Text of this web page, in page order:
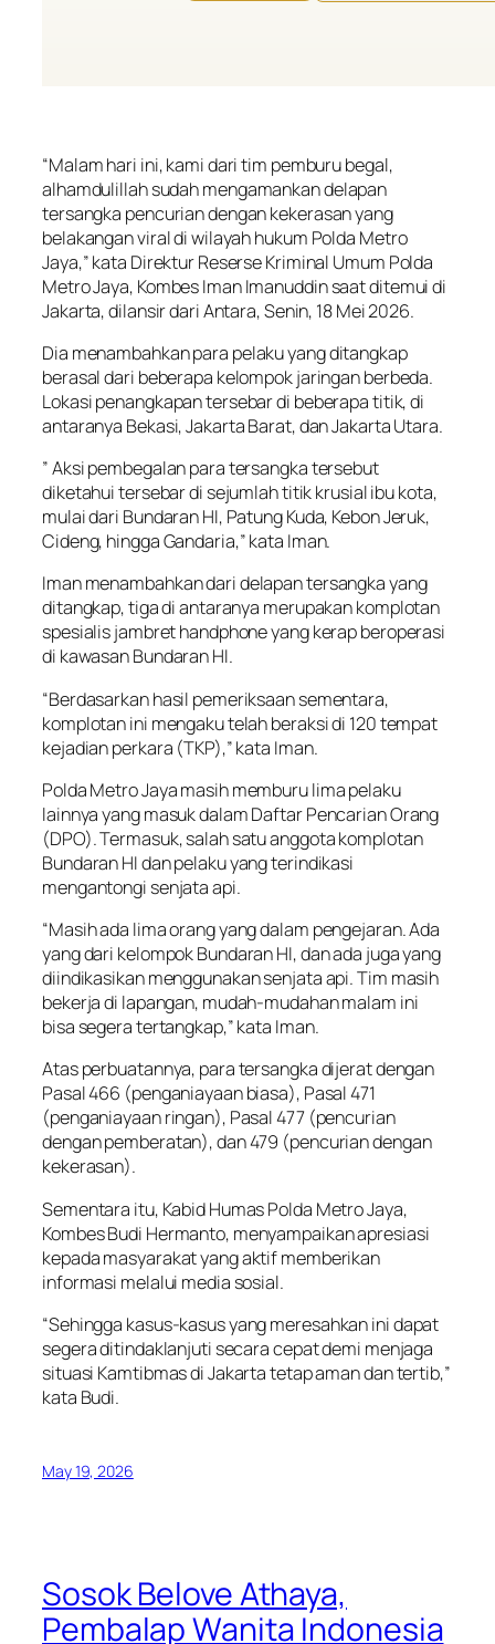
“Malam hari ini, kami dari tim pemburu begal,
alhamdulillahsudah mengamankan delapan
tersangka pencurian dengan kekerasan yang
belakangan viral di wilayah hukum Polda Metro
Jaya,” kata Direktur Reserse Kriminal Umum Polda
Metro Jaya, Kombes Iman Imanuddin saat ditemui di
Jakarta, dilansir dari Antara, Senin, 18 Mei 2026.
Dia menambahkan para pelaku yang ditangkap
berasal dari beberapa kelompok jaringan berbeda.
Lokasi penangkapan tersebar di beberapa titik, di
antaranya Bekasi, Jakarta Barat, dan Jakarta Utara.
” Aksi pembegalan para tersangka tersebut
diketahui tersebar di sejumlah titik krusial ibu kota,
mulai dari Bundaran HI, Patung Kuda, Kebon Jeruk,
Cideng, hingga Gandaria,” kata Iman.
Iman menambahkan dari delapan tersangka yang
ditangkap, tiga di antaranya merupakan komplotan
spesialis jambret handphone yang kerap beroperasi
di kawasan Bundaran HI.
“Berdasarkan hasil pemeriksaan sementara,
komplotan ini mengaku telah beraksi di 120 tempat
kejadian perkara (TKP),” kata Iman.
Polda Metro Jaya masih memburu lima pelaku
lainnya yang masuk dalam Daftar Pencarian Orang
(DPO). Termasuk, salah satu anggota komplotan
Bundaran HI dan pelaku yang terindikasi
mengantongi senjata api.
“Masih ada lima orang yang dalam pengejaran. Ada
yang dari kelompok Bundaran HI, dan ada juga yang
diindikasikan menggunakan senjata api. Tim masih
bekerja di lapangan, mudah-mudahan malam ini
bisa segera tertangkap,” kata Iman.
Atas perbuatannya, para tersangka dijerat dengan
Pasal 466 (penganiayaan biasa), Pasal 471
(penganiayaan ringan), Pasal 477 (pencurian
dengan pemberatan), dan 479 (pencurian dengan
kekerasan).
Sementara itu, Kabid Humas Polda Metro Jaya,
Kombes Budi Hermanto, menyampaikan apresiasi
kepada masyarakat yang aktif memberikan
informasi melalui media sosial.
“Sehingga kasus-kasus yang meresahkan ini dapat
segera ditindaklanjuti secara cepat demi menjaga
situasi Kamtibmas di Jakarta tetap aman dan tertib,”
kata Budi.
May 19, 2026
Sosok Belove Athaya,
Pembalap Wanita Indonesia